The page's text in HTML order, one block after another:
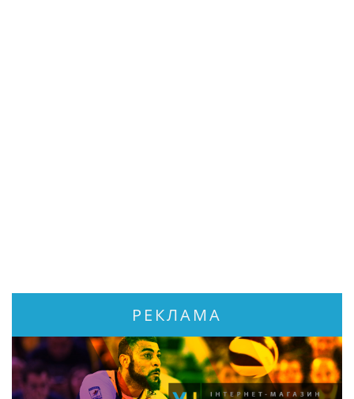
РЕКЛАМА